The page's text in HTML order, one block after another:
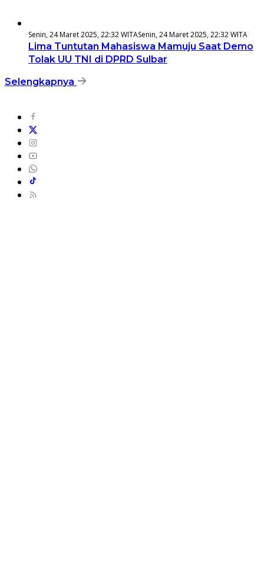
Senin, 24 Maret 2025, 22:32 WITASenin, 24 Maret 2025, 22:32 WITA
Lima Tuntutan Mahasiswa Mamuju Saat Demo
Tolak UU TNI di DPRD Sulbar
Selengkapnya